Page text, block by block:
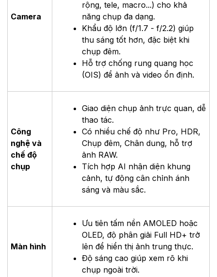
Camera
rộng, tele, macro...) cho khả
năng chụp đa dạng.
Khẩu độ lớn (f/1.7 - f/2.2) giúp
thu sáng tốt hơn, đặc biệt khi
chụp đêm.
Hỗ trợ chống rung quang học
(OIS) để ảnh và video ổn định.
Công
nghệ và
chế độ
chụp
Giao diện chụp ảnh trực quan, dễ
thao tác.
Có nhiều chế độ như Pro, HDR,
Chụp đêm, Chân dung, hỗ trợ
ảnh RAW.
Tích hợp AI nhận diện khung
cảnh, tự động cân chỉnh ánh
sáng và màu sắc.
Màn hình
Ưu tiên tấm nền AMOLED hoặc
OLED, độ phân giải Full HD+ trở
lên để hiển thị ảnh trung thực.
Độ sáng cao giúp xem rõ khi
chụp ngoài trời.